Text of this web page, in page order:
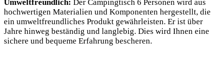
Umweltfreundlich: Der Campingtisch 6 Personen wird aus
hochwertigen Materialien und Komponenten hergestellt, die
ein umweltfreundliches Produkt gewährleisten. Er ist über
Jahre hinweg beständig und langlebig. Dies wird Ihnen eine
sichere und bequeme Erfahrung bescheren.